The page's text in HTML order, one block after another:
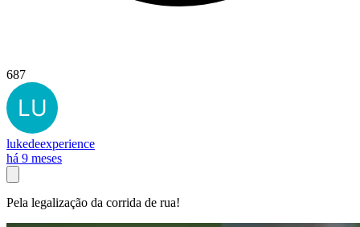
687
lukedeexperience
há 9 meses
Pela legalização da corrida de rua!